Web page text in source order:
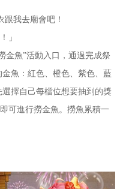
我去廟會吧！
」
金魚”活動入口，通過完成祭
魚：紅色、橙色、紫色、藍
擇自己每檔位想要抽到的獎
可進行撈金魚。撈魚累積一